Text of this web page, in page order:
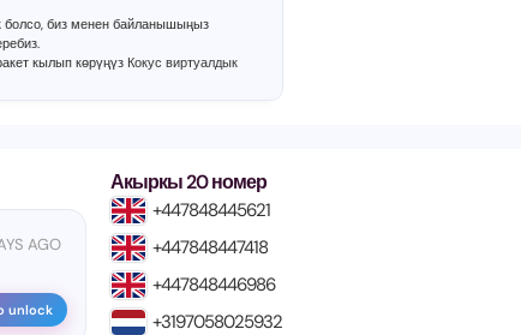
болсо, биз менен байланышыңыз
кылып көрүңүз Кокус виртуалдык
AGO
unlock
Акыркы 20 номер
+447848445621
+447848447418
+447848446986
+3197058025932